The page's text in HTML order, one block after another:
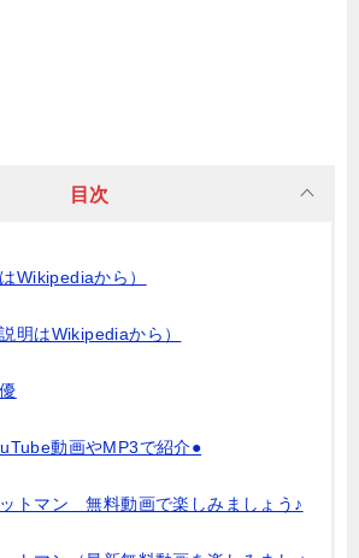
目次
Wikipediaから）
明はWikipediaから）
動画やMP3で紹介●
トマン 無料動画で楽しみましょう♪